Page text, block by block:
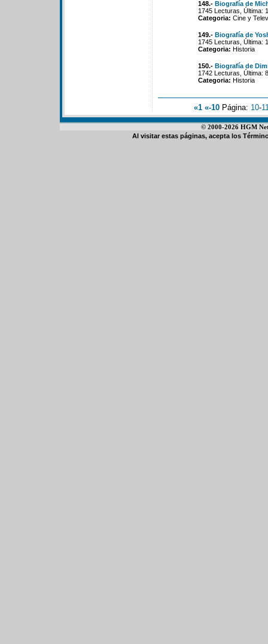
148.- Biografía de
1745 Lecturas, Última:
Categoria: Cine y
149.- Biografía de
1745 Lecturas, Última:
Categoria: Historia
150.- Biografía de
1742 Lecturas, Última:
Categoria: Historia
«1 «-10 Página: 10-
© 2000-2026 HGM
Al visitar estas páginas, acepta los